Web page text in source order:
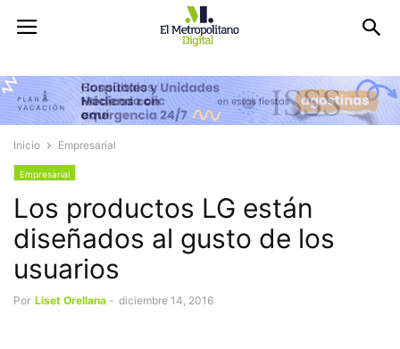
Inicio Empresarial
Empresarial
Los productos LG están
diseñados al gusto de los
usuarios
Por Liset Orellana - diciembre 14, 2016